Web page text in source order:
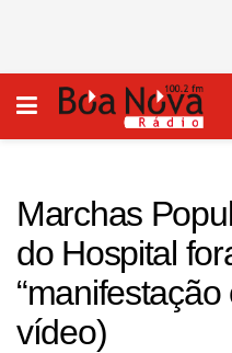
Marchas
do Hospital
“manifestação
vídeo)